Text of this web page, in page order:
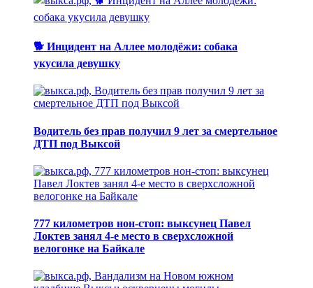
🐕 Инцидент на Аллее молодёжи: собака
укусила девушку
Водитель без прав получил 9 лет за смертельное
ДТП под Выксой
777 километров нон-стоп: выксунец Павел
Локтев занял 4-е место в сверхсложной
велогонке на Байкале